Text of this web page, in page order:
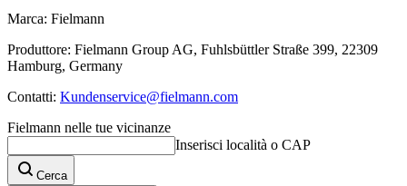
Marca: Fielmann
Produttore: Fielmann Group AG, Fuhlsbüttler Straße 399, 22309
Hamburg, Germany
Contatti: Kundenservice@fielmann.com
Fielmann nelle tue vicinanze
Inserisci località o CAP
Cerca